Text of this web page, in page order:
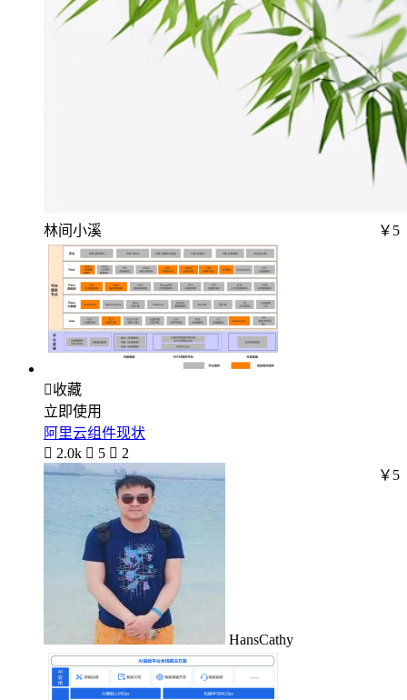
林间小溪 ￥5
收藏
立即使用
阿里云组件现状
 2.0k  5  2
HansCathy
￥5